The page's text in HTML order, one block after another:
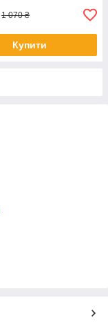
1 070 ₴
Купити